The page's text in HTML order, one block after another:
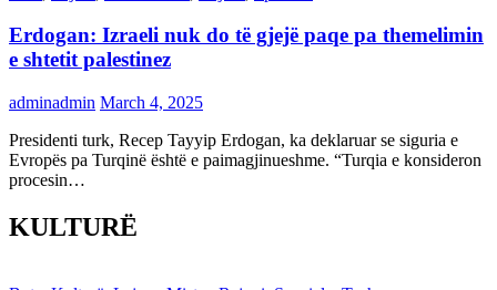
Erdogan: Izraeli nuk do të gjejë paqe pa themelimin
e shtetit palestinez
adminadmin March 4, 2025
Presidenti turk, Recep Tayyip Erdogan, ka deklaruar se siguria e
Evropës pa Turqinë është e paimagjinueshme. “Turqia e konsideron
procesin…
KULTURË